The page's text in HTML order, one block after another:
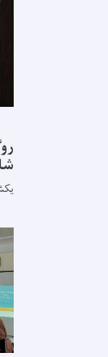
یکشنبه